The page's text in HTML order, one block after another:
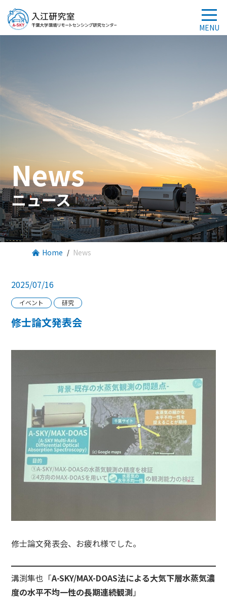
News
ニュース
Home News
2025/07/16
イベント 研究
修士論文発表会
修士論文発表会、お疲れ様でした。
溝渕隼也「A-SKY/MAX-DOAS法による大気下層水蒸気濃
度の水平不均一性の長期連続観測 」